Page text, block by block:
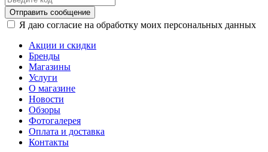
Отправить сообщение
Я даю согласие на обработку моих персональных данных
Акции и скидки
Бренды
Магазины
Услуги
О магазине
Новости
Обзоры
Фотогалерея
Оплата и доставка
Контакты